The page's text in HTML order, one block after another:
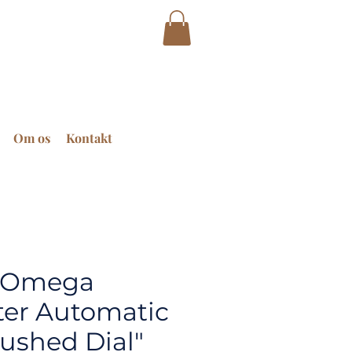
Om os Kontakt
Automatic
Dial"